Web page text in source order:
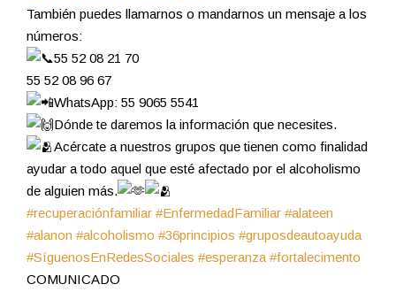
También puedes llamarnos o mandarnos un mensaje a los
números:
55 52 08 21 70
55 52 08 96 67
WhatsApp: 55 9065 5541
Dónde te daremos la información que necesites.
Acércate a nuestros grupos que tienen como finalidad
ayudar a todo aquel que esté afectado por el alcoholismo
de alguien más.
#recuperaciónfamiliar #EnfermedadFamiliar #alateen
#alanon #alcoholismo #36principios #gruposdeautoayuda
#SíguenosEnRedesSociales #esperanza #fortalecimento
COMUNICADO